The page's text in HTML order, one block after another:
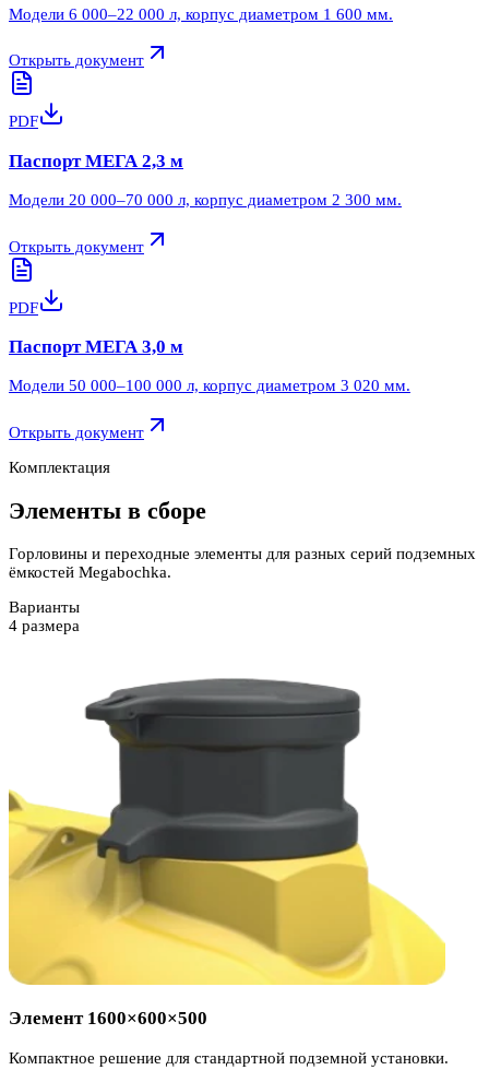
Модели 6 000–22 000 л, корпус диаметром 1 600 мм.
Открыть документ
PDF
Паспорт МЕГА 2,3 м
Модели 20 000–70 000 л, корпус диаметром 2 300 мм.
Открыть документ
PDF
Паспорт МЕГА 3,0 м
Модели 50 000–100 000 л, корпус диаметром 3 020 мм.
Открыть документ
Комплектация
Элементы в сборе
Горловины и переходные элементы для разных серий подземных
ёмкостей Megabochka.
Варианты
4 размера
Элемент 1600×600×500
Компактное решение для стандартной подземной установки.